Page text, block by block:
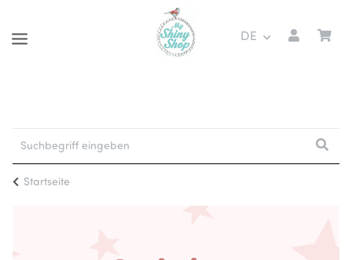
DE
Startseite